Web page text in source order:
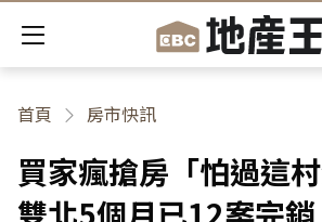
首頁 房市快訊
買家瘋搶房「怕過這村
雙北5個月已12案完銷